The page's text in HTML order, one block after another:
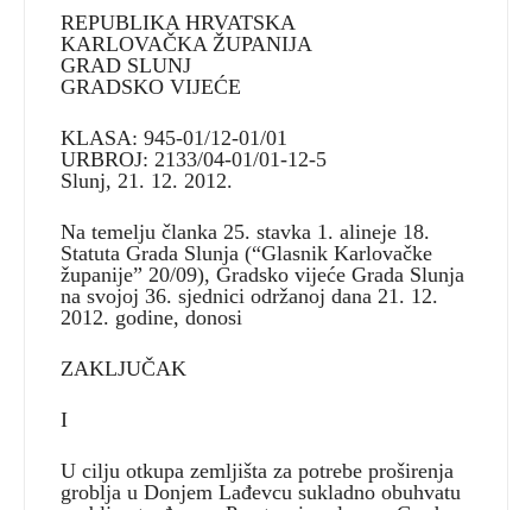
REPUBLIKA HRVATSKA
KARLOVAČKA ŽUPANIJA
GRAD SLUNJ
GRADSKO VIJEĆE
KLASA: 945-01/12-01/01
URBROJ: 2133/04-01/01-12-5
Slunj, 21. 12. 2012.
Na temelju članka 25. stavka 1. alineje 18.
Statuta Grada Slunja (“Glasnik Karlovačke
županije” 20/09), Gradsko vijeće Grada Slunja
na svojoj 36. sjednici održanoj dana 21. 12.
2012. godine, donosi
ZAKLJUČAK
I
U cilju otkupa zemljišta za potrebe proširenja
groblja u Donjem Lađevcu sukladno obuhvatu